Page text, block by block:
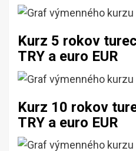
Kurz 5 rokov
TRY a euro EUR
Kurz 10 rokov
TRY a euro EUR